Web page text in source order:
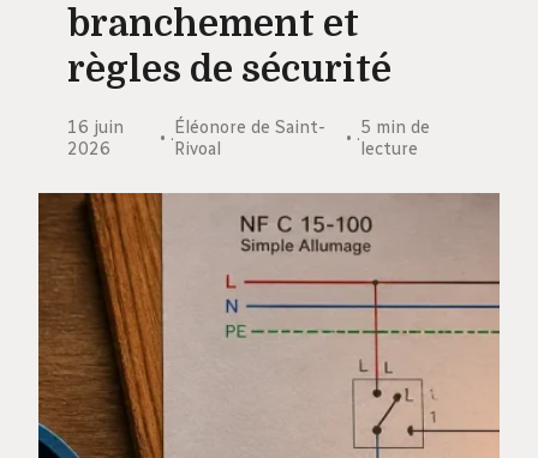
Immobilier
branchement et
règles de sécurité
16 juin
2026
·Éléonore de Saint-
Rivoal
·5 min de
lecture